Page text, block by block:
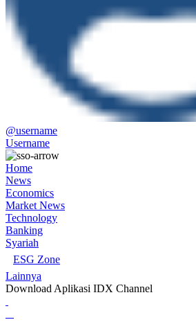
@username
Username
Home
News
Economics
Market News
Technology
Banking
Syariah
ESG Zone
Lainnya
Download Aplikasi IDX Channel